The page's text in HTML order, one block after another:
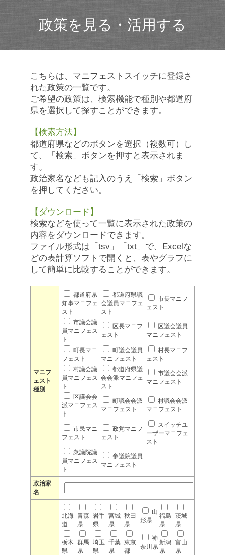
政策を見る・活用する
こちらは、マニフェストスイッチに登録さ
れた政策の一覧です。
ご希望の政策は、検索機能で種別や都道府
県を選択して探すことができます。
【検索方法】
都道府県などのボタンを選択（複数可）し
て、「検索」ボタンを押すと表示されま
す。
政治家名なども記入のうえ「検索」ボタン
を押してください。
【ダウンロード】
検索などを使って一覧に表示された政策の
内容をダウンロードできます。
ファイル形式は「tsv」「txt」で、Excelな
どの表計算ソフトで開くと、表やグラフに
して簡単に比較することができます。
マニフ
ェスト
種別
都道府県
知事マニフェ
スト
都道府県議
会議員マニフェ
スト
市長マニフ
ェスト
市議会議
員マニフェス
ト
区長マニフ
ェスト
区議会議員
マニフェスト
町長マニ
フェスト
町議会議員
マニフェスト
村長マニフ
ェスト
村議会議
員マニフェス
ト
都道府県議
会会派マニフェ
スト
市議会会派
マニフェスト
区議会会
派マニフェス
ト
町議会会派
マニフェスト
村議会会派
マニフェスト
市民マニ
フェスト
政党マニフ
ェスト
スイッチユ
ーザーマニフェ
スト
衆議院議
員マニフェス
ト
参議院議員
マニフェスト
政治家
名
北海
道
青森
県
岩手
県
宮城
県
秋田
県
山
形県
福島
県
茨城
県
栃木
県
群馬
県
埼玉
県
千葉
県
東京
都
神
奈川県
新潟
県
富山
県